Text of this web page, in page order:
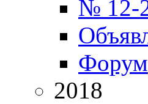
№ 12-
Форум
2018